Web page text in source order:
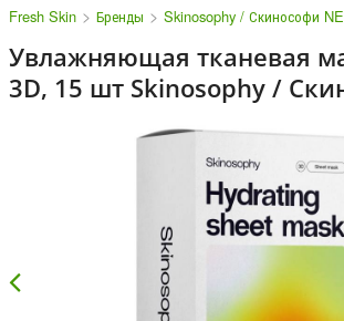
Fresh Skin > Бренды > Skinosophy / Скинософи
Увлажняющая тканевая
3D, 15 шт Skinosophy /